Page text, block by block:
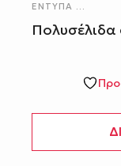
ΈΝΤΥΠΑ ...
Πολυσέλιδα